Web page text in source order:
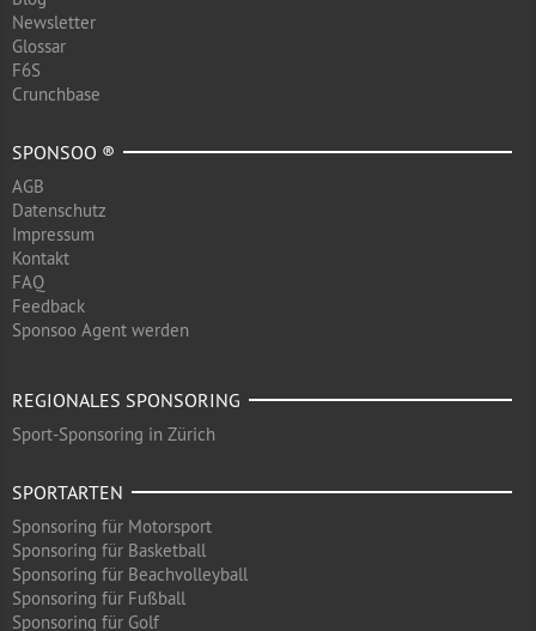
Newsletter
Glossar
F6S
Crunchbase
SPONSOO ®
AGB
Datenschutz
Impressum
Kontakt
FAQ
Feedback
Sponsoo Agent werden
REGIONALES SPONSORING
Sport-Sponsoring in Zürich
SPORTARTEN
Sponsoring für Motorsport
Sponsoring für Basketball
Sponsoring für Beachvolleyball
Sponsoring für Fußball
Sponsoring für Golf